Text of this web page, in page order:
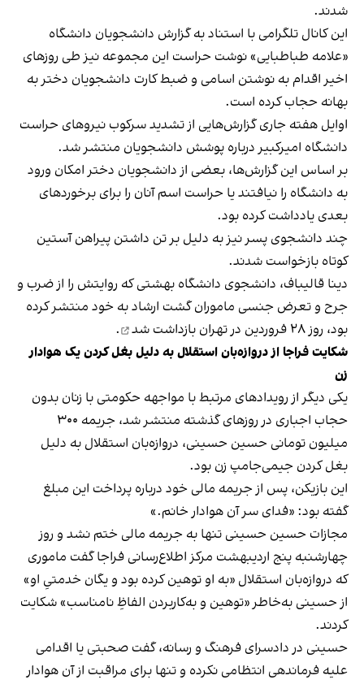
شدند.
این کانال تلگرامی با استناد به گزارش دانشجویان دانشگاه
«علامه طباطبایی» نوشت حراست این مجموعه نیز طی روزهای
اخیر اقدام به نوشتن اسامی و ضبط کارت دانشجویان دختر به
بهانه حجاب کرده است.
اوایل هفته جاری گزارش‌هایی از تشدید سرکوب نیروهای حراست
دانشگاه امیرکبیر درباره پوشش دانشجویان منتشر شد.
بر اساس این گزارش‌ها، بعضی از دانشجویان دختر امکان ورود
به دانشگاه را نیافتند یا حراست اسم آنان را برای برخورد‌های
بعدی یادداشت کرده بود.
چند دانشجوی پسر نیز به دلیل بر تن داشتن پیراهن آستین
کوتاه بازخواست شدند.
دینا قالیباف، دانشجوی دانشگاه بهشتی که روایتش را از ضرب و
جرح و تعرض جنسی ماموران گشت ارشاد به خود منتشر کرده
بود، روز ۲۸ فروردین در تهران
بازداشت شد
.
شکایت فراجا از دروازه‌بان استقلال به دلیل بغل کردن یک هوادار
زن
یکی دیگر از رویدادهای مرتبط با مواجهه حکومتی با زنان بدون
حجاب اجباری در روزهای گذشته منتشر شد، جریمه ۳۰۰
میلیون تومانی حسین حسینی، دروازه‌بان استقلال به ‌دلیل
بغل ‌کردن جیمی‌جامپ زن بود.
این بازیکن، پس از جریمه مالی خود درباره پرداخت این مبلغ
گفته بود: «فدای سر آن هوادار خانم.»
مجازات حسین حسینی تنها به جریمه مالی ختم نشد و روز
چهارشنبه پنج اردیبهشت مرکز اطلاع‌رسانی فراجا گفت ماموری
که دروازه‌بان استقلال «به او توهین کرده بود و یگان خدمتیِ او»
از حسینی به‌خاطر «توهین و به‌کاربردن الفاظِ نامناسب» شکایت
کردند.
حسینی در دادسرای فرهنگ و رسانه،‌ گفت صحبتی یا اقدامی
علیه فرماندهی انتظامی نکرده و تنها برای مراقبت از آن هوادار